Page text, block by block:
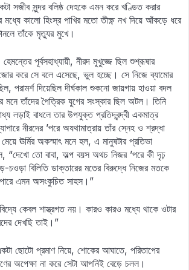
সজীব সুন্দর বলিষ্ঠ দেহকে এমন করে খণ্ডিত করার
মধ্যে কালো হিংস্র পাখির মতো তীক্ষ্ণ নখ দিয়ে আঁকড়ে ধরে
তাঁকে মৃত্যুর মুখে।
পূর্বসহাধ্যায়ী, নীরদ মুখুজ্জে ছিল শুশ্রূষার
করে সে বলে এসেছে, ভুল হচ্ছে। সে নিজে ব্যামোর
পরামর্শ দিয়েছিল দীর্ঘকাল শুকনো জায়গায় হাওয়া বদল
মনে তাঁদের পৈত্রিক যুগের সংস্কার ছিল অটল। তিনি
লড়াই বাধলে তার উপযুক্ত প্রতিদ্বন্দ্বী একমাত্র
নীরদের ’পরে অযথামাত্রায় তাঁর স্নেহ ও শ্রদ্ধা
ঊর্মির অকস্মাৎ মনে হল, এ মানুষটার প্রতিভা
“দেখো তো বাবা, অল্প বয়স অথচ নিজর ’পরে কী দৃঢ়
চওড়া বিলিতি ডাক্তারের মতের বিরুদ্ধে নিজের মতকে
এমন অসংকুচিত সাহস।”
কেবল শাস্ত্রগত নয়। কারও কারও মধ্যে থাকে ওটার
দেখছি তাই।”
ছোটো প্রমাণ নিয়ে, শোকের আঘাতে, পরিতাপের
অপেক্ষা না করে সেটা আপনিই বেড়ে চলল।